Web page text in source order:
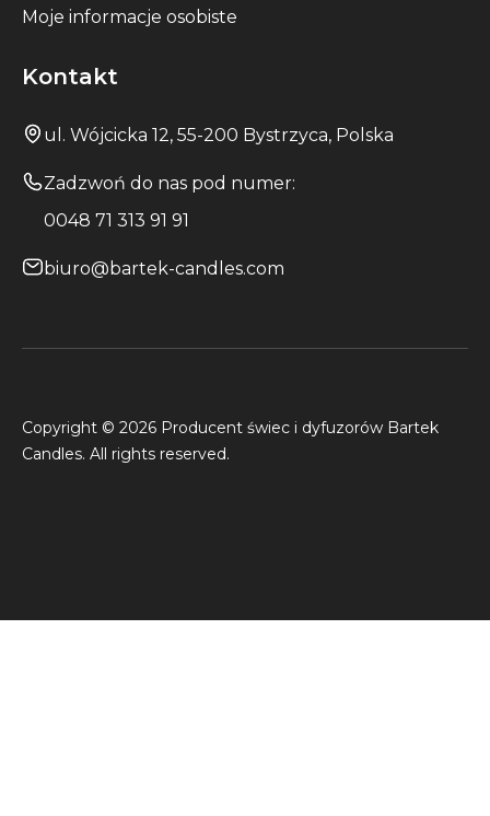
Moje informacje osobiste
Kontakt
ul. Wójcicka 12, 55-200 Bystrzyca, Polska
Zadzwoń do nas pod numer:
0048 71 313 91 91
biuro@bartek-candles.com
Copyright © 2026 Producent świec i dyfuzorów Bartek
Candles. All rights reserved.